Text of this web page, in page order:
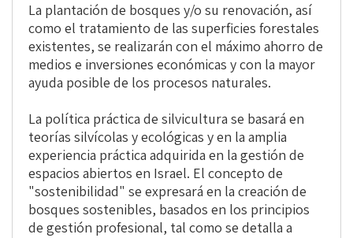
La plantación de bosques y/o su renovación, así
como el tratamiento de las superficies forestales
existentes, se realizarán con el máximo ahorro de
medios e inversiones económicas y con la mayor
ayuda posible de los procesos naturales.
La política práctica de silvicultura se basará en
teorías silvícolas y ecológicas y en la amplia
experiencia práctica adquirida en la gestión de
espacios abiertos en Israel. El concepto de
"sostenibilidad" se expresará en la creación de
bosques sostenibles, basados en los principios
de gestión profesional, tal como se detalla a